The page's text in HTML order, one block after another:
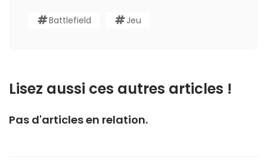
Battlefield Jeu
Lisez aussi ces autres articles !
Pas d'articles en relation.